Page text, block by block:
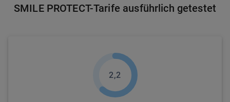
SMILE PROTECT-Tarife ausführlich getestet
2,2